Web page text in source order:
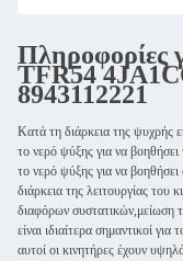
Πληροφορίες
TFR54 4JA1
8943112221
Κατά τη διάρκεια της ψυχρής
το νερό ψύξης για να βοηθήσει
το νερό ψύξης για να
διάρκεια της λειτουργίας του
διαφόρων συστατικών,μείωση
είναι ιδιαίτερα σημαντικοί
αυτοί οι κινητήρες έχουν